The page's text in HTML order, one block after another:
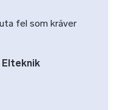
fel som kräver
Elteknik